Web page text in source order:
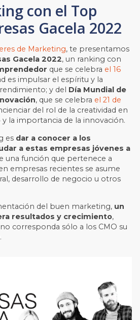
con el Top
Gacela 2022
de Marketing, te presentamos
Gacela 2022, un ranking con
que se celebra el 16
es impulsar el espíritu y la
y del Día Mundial de
, que se celebra el 21 de
del rol de la creatividad en
la importancia de la innovación.
es dar a conocer a los
a estas empresas jóvenes a
una función que pertenece a
empresas recientes se asume
desarrollo de negocio u otros
del buen marketing, un
resultados y crecimiento,
corresponda sólo a los CMO su